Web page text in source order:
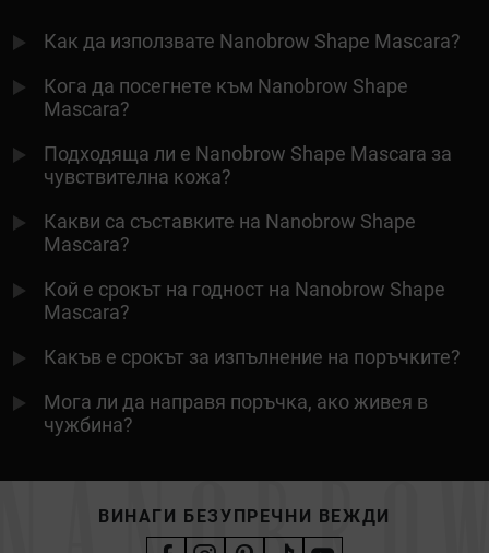
Как да използвате Nanobrow Shape Mascara?
Кога да посегнете към Nanobrow Shape
Mascara?
Подходяща ли е Nanobrow Shape Mascara за
чувствителна кожа?
Какви са съставките на Nanobrow Shape
Mascara?
Кой е срокът на годност на Nanobrow Shape
Mascara?
Какъв е срокът за изпълнение на поръчките?
Мога ли да направя поръчка, ако живея в
чужбина?
ВИНАГИ БЕЗУПРЕЧНИ ВЕЖДИ